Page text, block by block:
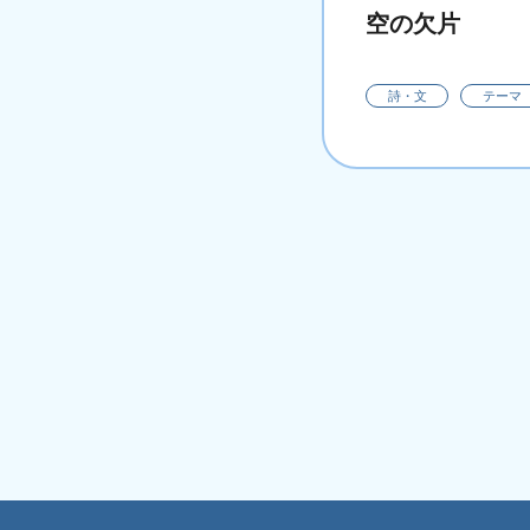
空の欠片
詩・文 テーマ